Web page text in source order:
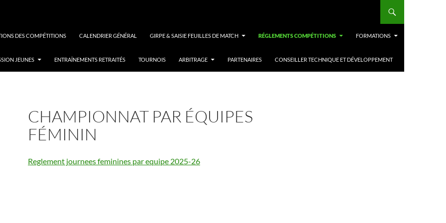
DES COMPÉTITIONS CALENDRIER GÉNÉRAL GIRPE & SAISIE FEUILLES DE MATCH RÉGLEMENTS COMPÉTITIONS FORMATIONS
JEUNES ENTRAÎNEMENTS RETRAITÉS TOURNOIS ARBITRAGE PARTENAIRES CONSEILLER TECHNIQUE ET DÉVELOPPEMENT
CHAMPIONNAT PAR ÉQUIPES
FÉMININ
Reglement journees feminines par equipe 2025-26